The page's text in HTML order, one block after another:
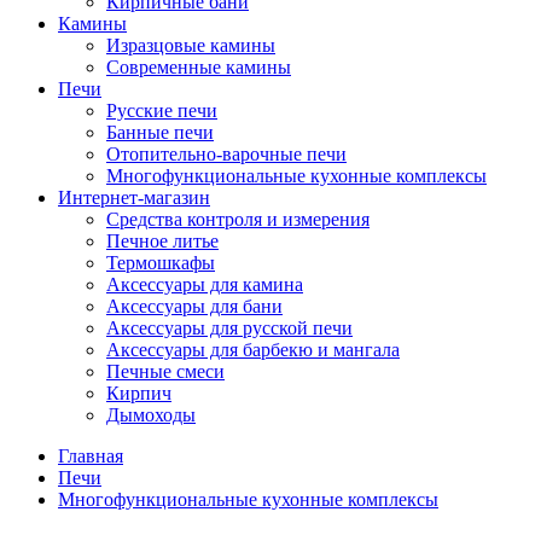
Камины
Изразцовые камины
Современные камины
Печи
Русские печи
Банные печи
Отопительно-варочные печи
Многофункциональные кухонные комплексы
Интернет-магазин
Средства контроля и измерения
Печное литье
Термошкафы
Аксессуары для камина
Аксессуары для бани
Аксессуары для русской печи
Аксессуары для барбекю и мангала
Печные смеси
Кирпич
Дымоходы
Главная
Печи
Многофункциональные кухонные комплексы